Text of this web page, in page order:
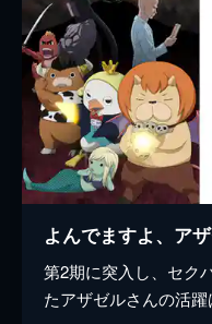
よんでますよ、ア
第2期に突入し、セク
たアザゼルさんの活躍